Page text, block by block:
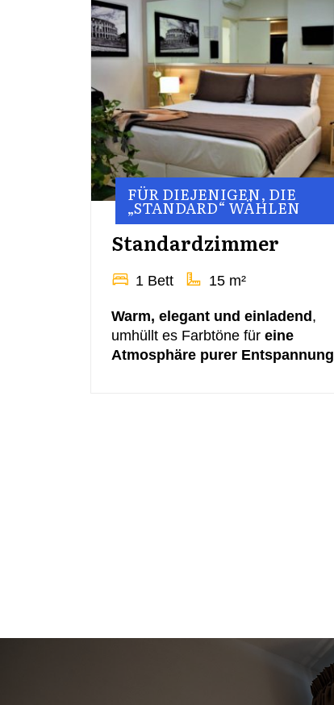
Standardzimmer
1 Bett 15 m²
Warm, elegant und einladend ,
umhüllt es Farbtöne für eine
Atmosphäre purer Entspannung
FÜR DIEJENIGEN, DIE
„STANDARD“ WÄHLEN